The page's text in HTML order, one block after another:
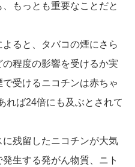
もっとも重要なことだと
ると、タバコの煙にさら
程度の影響を受けるか実
受けるニコチンは赤ちゃ
れば24倍にも及ぶとされて
残留したニコチンが大気
生する発がん物質、ニト